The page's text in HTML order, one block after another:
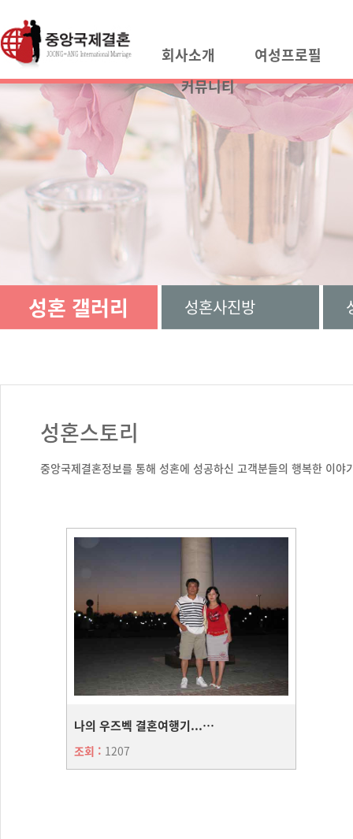
회사소개
여성프로필
커뮤니티
성혼 갤러리 성혼사진방
성혼스토리
중앙국제결혼정보를 통해 성혼에 성공하신 고객분들의 행복한 이야
나의 우즈벡 결혼여행기...^^*
조회 : 1207